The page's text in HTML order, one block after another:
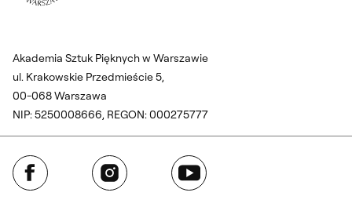
Akademia Sztuk Pięknych w Warszawie
ul. Krakowskie Przedmieście 5,
00-068 Warszawa
NIP: 5250008666, REGON: 000275777
Facebook Instagram YouTube